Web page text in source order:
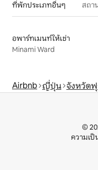
ที่พักประเภทอื่นๆ สถา
อพาร์ทเมนท์ให้เช่า
Minami Ward
Airbnb ญี่ปุ่น จังหวัดฟุ
©
ความเ